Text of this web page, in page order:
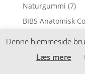
Naturgummi (7)
BIBS Anatomisk
BIBS Anatomisk
Naturgummi
BIBS Anatomisk
Denne hjemmeside
Læs mere